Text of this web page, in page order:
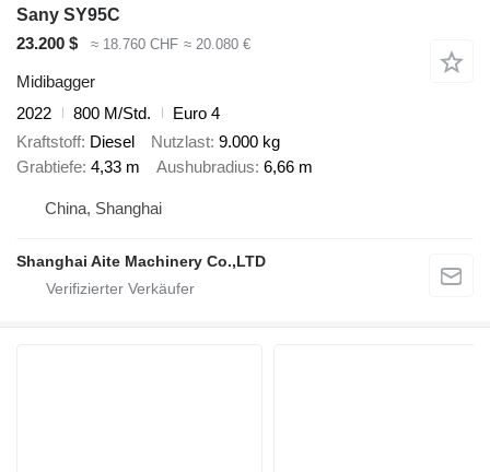
Sany SY95C
23.200 $
≈ 18.760 CHF ≈ 20.080 €
Midibagger
2022
800 M/Std.
Euro 4
Kraftstoff Diesel Nutzlast 9.000 kg
Grabtiefe 4,33 m Aushubradius 6,66 m
China, Shanghai
Shanghai Aite Machinery Co.,LTD